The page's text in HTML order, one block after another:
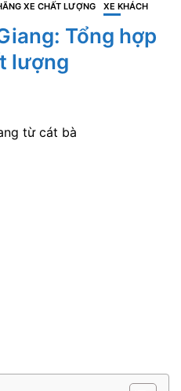
XE CHẤT LƯỢNG XE KHÁCH
Tổng hợp
lượng